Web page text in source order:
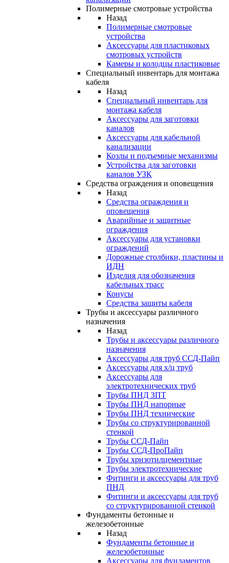
Полимерные смотровые устройства
Назад
Полимерные смотровые
устройства
Аксессуары для пластиковых
смотровых устройств
Камеры и колодцы пластиковые
Специальный инвентарь для монтажа
кабеля
Назад
Специальный инвентарь для
монтажа кабеля
Аксессуары для заготовки
каналов
Аксессуары для кабельной
канализации
Козлы и подъемные механизмы
Устройства для заготовки
каналов УЗК
Средства ограждения и оповещения
Назад
Средства ограждения и
оповещения
Аварийные и защитные
ограждения
Аксессуары для установки
ограждений
Дорожные столбики, пластины и
ИДН
Изделия для обозначения
кабельных трасс
Конусы
Средства защиты кабеля
Трубы и аксессуары различного
назначения
Назад
Трубы и аксессуары различного
назначения
Аксессуары для труб ССД-Пайп
Аксессуары для х/ц труб
Аксессуары для
электротехнических труб
Трубы ПНД ЗПТ
Трубы ПНД напорные
Трубы ПНД технические
Трубы со структурированной
стенкой
Трубы ССД-Пайп
Трубы ССД-ПроПайп
Трубы хризотилцементные
Трубы электротехнические
Фитинги и аксессуары для труб
ПНД
Фитинги и аксессуары для труб
со структурированной стенкой
Фундаменты бетонные и
железобетонные
Назад
Фундаменты бетонные и
железобетонные
Аксессуары для фундаментов